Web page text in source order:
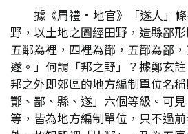
據《周禮•地官》「遂人」
野，以土地之圖經田野，造縣鄙
五鄰為裡，四裡為酇，五酇為鄙
遂。」何謂「邦之野」？據鄭玄
邦之外即郊區的地方編制單位名
酇、鄙、縣、遂」六個等級。可
等，皆為地方編制單位，只不過